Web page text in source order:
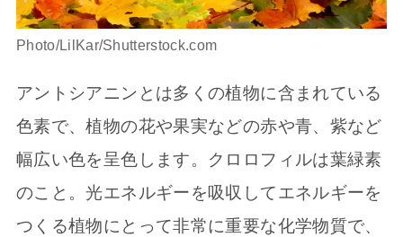
Photo/LilKar/Shutterstock.com
アントシアニンとは多くの植物に含まれている
色素で、植物の花や果実などの赤や青、紫など
幅広い色を呈色します。クロロフィルは葉緑素
のこと。光エネルギーを吸収してエネルギーを
つくる植物にとって非常に重要な化学物質で、